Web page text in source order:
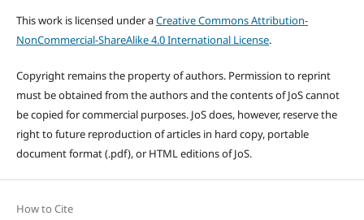
This work is licensed under aCreative Commons Attribution-
NonCommercial-ShareAlike 4.0 International License.
Copyright remains the property of authors. Permission to reprint
must be obtained from the authors and the contents of JoS cannot
be copied for commercial purposes. JoS does, however, reserve the
right to future reproduction of articles in hard copy, portable
document format (.pdf), or HTML editions of JoS.
How to Cite